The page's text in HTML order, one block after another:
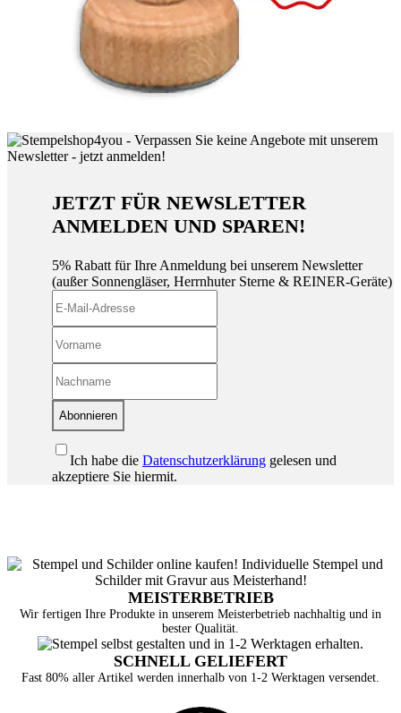
JETZT FÜR NEWSLETTER
ANMELDEN UND SPAREN!
5% Rabatt für Ihre Anmeldung bei unserem Newsletter
(außer Sonnengläser, Herrnhuter Sterne & REINER-Geräte)
Abonnieren
Ich habe die Datenschutzerklärung gelesen und
akzeptiere Sie hiermit.
MEISTERBETRIEB
Wir fertigen Ihre Produkte in unserem Meisterbetrieb nachhaltig und in
bester Qualität.
SCHNELL GELIEFERT
Fast 80% aller Artikel werden innerhalb von 1-2 Werktagen versendet.